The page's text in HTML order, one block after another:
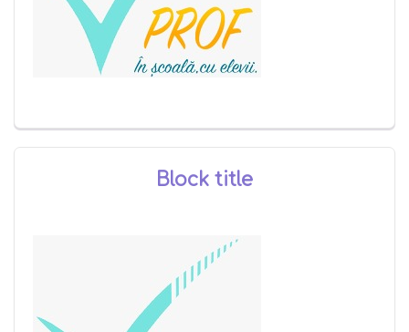
Block title